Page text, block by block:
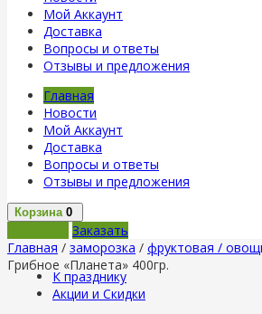
Мой Аккаунт
Доставка
Вопросы и ответы
Отзывы и предложения
Главная
Новости
Мой Аккаунт
Доставка
Вопросы и ответы
Отзывы и предложения
Корзина 0
Заказать
Главная / заморозка / фруктовая /
Грибное «Планета» 400гр.
К празднику
Акции и Скидки